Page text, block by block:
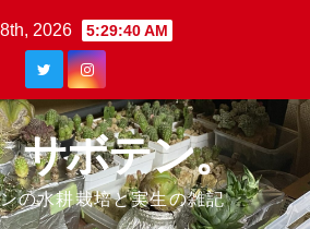
2026 5:29:40 AM
サボテン。
の水耕栽培と実生の雑記